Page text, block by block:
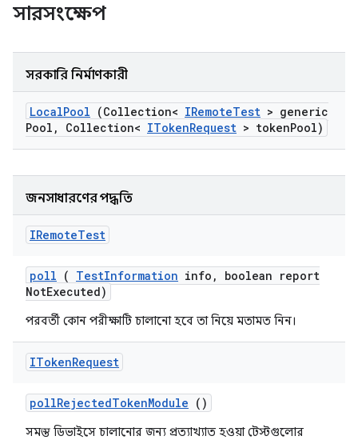
সারসংক্ষেপ
সরকারি নির্মাণকারী
LocalPool (Collection< IRemoteTest > generic
Pool , Collection< ITokenRequest > tokenPool)
জনসাধারণের পদ্ধতি
IRemoteTest
poll ( TestInformation info ,
boolean report
NotExecuted)
পরবর্তী কোন পরীক্ষাটি চালানো হবে তা নিয়ে মতামত নিন।
ITokenRequest
pollRejectedTokenModule ()
সমস্ত ডিভাইসে চালানোর জন্য প্রত্যাখ্যাত হওয়া টেস্টগুলোর